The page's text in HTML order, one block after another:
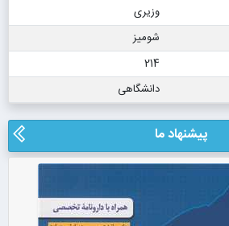
وزیری
شومیز
214
دانشگاهی
پیشنهاد ما